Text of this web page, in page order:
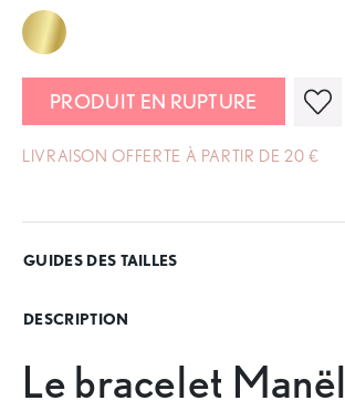
PRODUIT EN RUPTURE
LIVRAISON OFFERTE À PARTIR DE 20 €
GUIDES DES TAILLES
DESCRIPTION
Le bracelet Manël